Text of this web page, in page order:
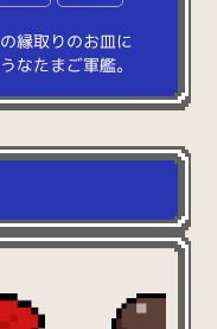
の縁取りのお皿に
うなたまご軍艦。